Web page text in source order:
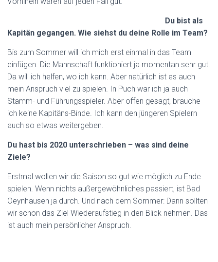
Du bist als
Kapitän gegangen. Wie siehst du deine Rolle im Team?
Bis zum Sommer will ich mich erst einmal in das Team
einfügen. Die Mannschaft funktioniert ja momentan sehr gut.
Da will ich helfen, wo ich kann. Aber natürlich ist es auch
mein Anspruch viel zu spielen. In Puch war ich ja auch
Stamm- und Führungsspieler. Aber offen gesagt, brauche
ich keine Kapitäns-Binde. Ich kann den jüngeren Spielern
auch so etwas weitergeben.
Du hast bis 2020 unterschrieben – was sind deine
Ziele?
Erstmal wollen wir die Saison so gut wie möglich zu Ende
spielen. Wenn nichts außergewöhnliches passiert, ist Bad
Oeynhausen ja durch. Und nach dem Sommer: Dann sollten
wir schon das Ziel Wiederaufstieg in den Blick nehmen. Das
ist auch mein persönlicher Anspruch.